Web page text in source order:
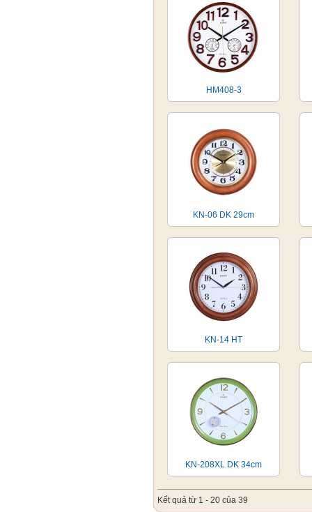
HM408-3
KN-06 DK 29cm
KN-14 HT
KN-208XL DK 34cm
Kết quả từ 1 - 20 của 39